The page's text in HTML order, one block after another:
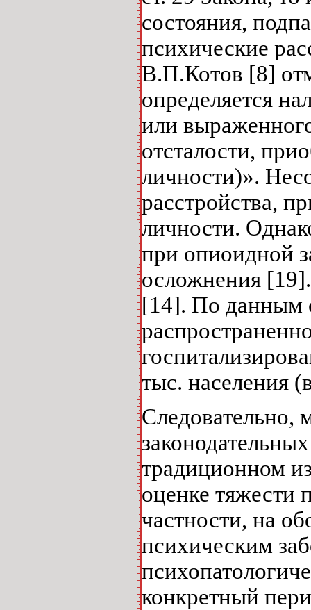
состояния,
психические
В.П.Котов [8]
определяется
или
отсталости,
личности)».
расстройства,
личности.
при опиоидной
осложнения
[14]. По данным
тыс. населения
Следовательно,
традиционном
оценке тяжести
частности, на
психическим
конкретный